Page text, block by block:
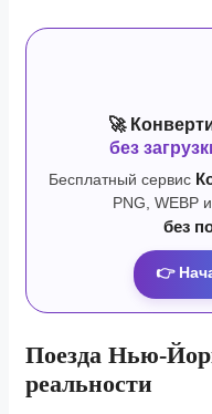
🚀
без
Бесплатный сервис
PNG, WEBP
без
👉
Поезда Нью-
реальности